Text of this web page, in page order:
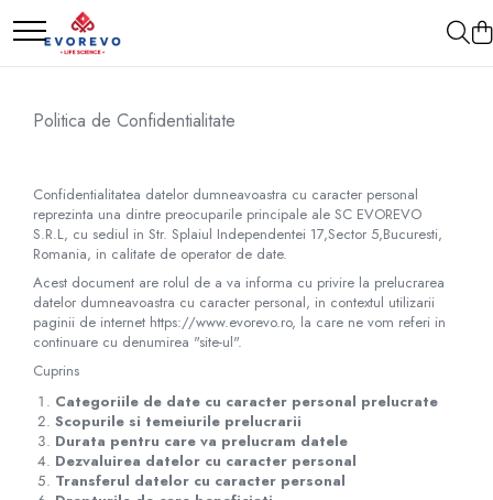
Medical
Nebulizatoare
Pulsoximetrie
Senzori SpO2
Pulsoximetre
Cabluri extensie
Capnometre
Lampi operatie
Negatoscoape
Holter EKG
Perfuzomate
Metrologie
Termometre
Cronometre
Politica de Confidentialitate
Confidentialitatea datelor dumneavoastra cu caracter personal
reprezinta una dintre preocuparile principale ale SC​ ​EVOREVO​ ​
S.R.L, cu sediul in Str. Splaiul Independentei 17,Sector 5,Bucuresti,
Romania, in calitate de operator de date.
Acest document are rolul de a va informa cu privire la prelucrarea
datelor dumneavoastra cu caracter personal, in contextul utilizarii
paginii de internet https://www.evorevo.ro, la care ne vom referi in
continuare cu denumirea "site-ul".
Cuprins
Categoriile de date cu caracter personal prelucrate
Scopurile si temeiurile prelucrarii
Durata pentru care va prelucram datele
Dezvaluirea datelor cu caracter personal
Transferul datelor cu caracter personal